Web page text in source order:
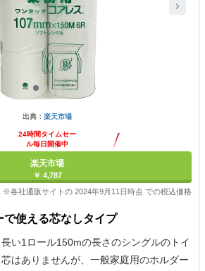
出典： 楽天市場
24時間タイムセー
ル毎日開催中
楽天市場
￥ 4,787
※各社通販サイトの 2024年9月11日時点 での税込価格
で使える芯なしタイプ
い1ロール150mの長さのシングルのトイ
はありませんが、一般家庭用のホルダー